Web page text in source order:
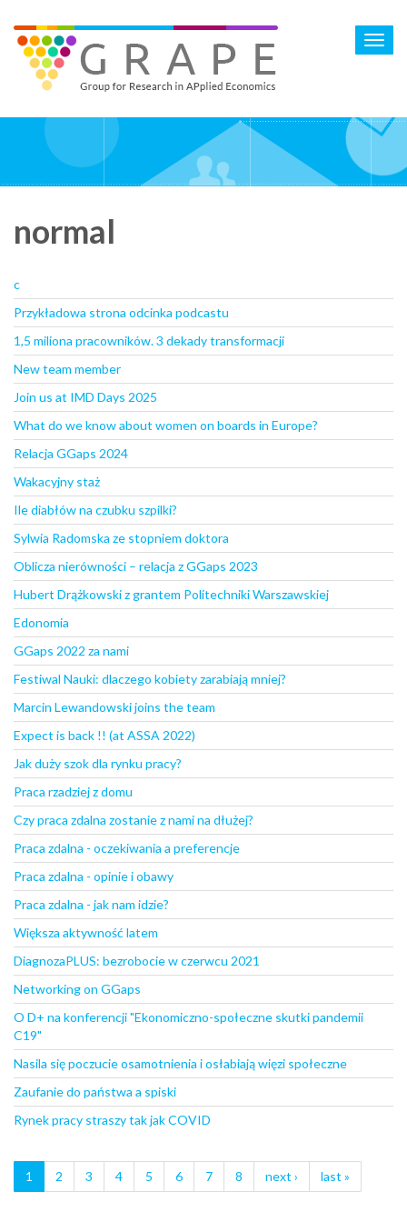
main
content
normal
c
Przykładowa strona odcinka podcastu
1,5 miliona pracowników. 3 dekady transformacji
New team member
Join us at IMD Days 2025
What do we know about women on boards in Europe?
Relacja GGaps 2024
Wakacyjny staż
Ile diabłów na czubku szpilki?
Sylwia Radomska ze stopniem doktora
Oblicza nierówności – relacja z GGaps 2023
Hubert Drążkowski z grantem Politechniki Warszawskiej
Edonomia
GGaps 2022 za nami
Festiwal Nauki: dlaczego kobiety zarabiają mniej?
Marcin Lewandowski joins the team
Expect is back !! (at ASSA 2022)
Jak duży szok dla rynku pracy?
Praca rzadziej z domu
Czy praca zdalna zostanie z nami na dłużej?
Praca zdalna - oczekiwania a preferencje
Praca zdalna - opinie i obawy
Praca zdalna - jak nam idzie?
Większa aktywność latem
DiagnozaPLUS: bezrobocie w czerwcu 2021
Networking on GGaps
O D+ na konferencji "Ekonomiczno-społeczne skutki pandemii
C19"
Nasila się poczucie osamotnienia i osłabiają więzi społeczne
Zaufanie do państwa a spiski
Rynek pracy straszy tak jak COVID
1 2 3 4 5 6 7 8 next › last »